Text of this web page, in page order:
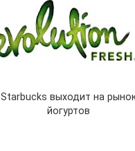
Starbucks выходит на
йогуртов